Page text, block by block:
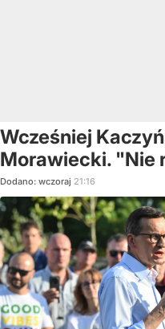
Wcześniej
Morawiecki. "Nie
Dodano: wczoraj 21:16